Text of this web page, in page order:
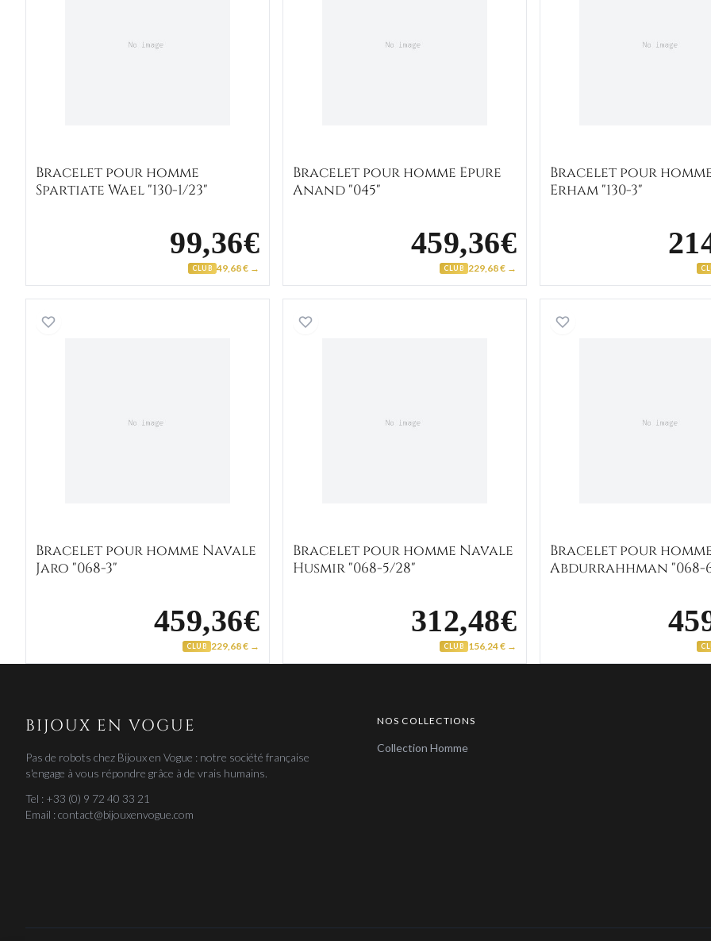
Bracelet pour homme
Spartiate Wael "130-1/23"
99,36€
CLUB 49,68 € →
Bracelet pour homme Epure
Anand "045"
459,36€
CLUB 229,68 € →
Bracelet pour
Erham "130-3"
Bracelet pour homme Navale Jaro "068-3"
Bracelet pour homme Navale
Jaro "068-3"
459,36€
CLUB 229,68 € →
Bracelet pour homme Navale Husmir "068-5/28"
Bracelet pour homme Navale
Husmir "068-5/28"
312,48€
CLUB 156,24 € →
Bracelet pour
Abdurrahhman "068-
BIJOUX EN VOGUE
Pas de robots chez Bijoux en Vogue : notre société française
s'engage à vous répondre grâce à de vrais humains.
Tel : +33 (0) 9 72 40 33 21
Email : contact@bijouxenvogue.com
NOS COLLECTIONS
Collection Homme